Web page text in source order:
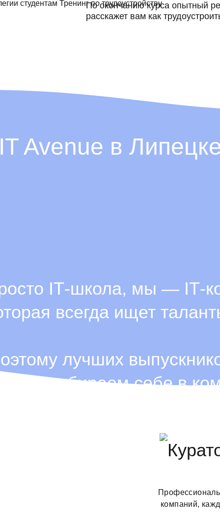
По окончанию курса опытный
расскажет вам как
Avenue в
ІТ-школа, мы — ІТ-
всегда ищет
лучших
забираем себе в
компаний,